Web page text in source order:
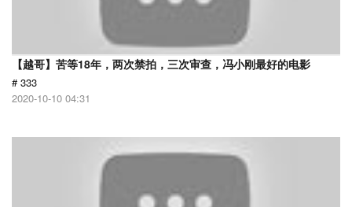
【越哥】苦等18年，两次禁拍，三次审查，冯小刚最好的电影
# 333
2020-10-10 04:31